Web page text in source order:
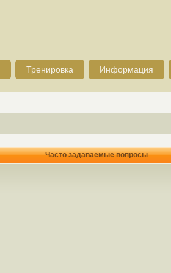
Тренировка Информация
Часто задаваемые вопросы